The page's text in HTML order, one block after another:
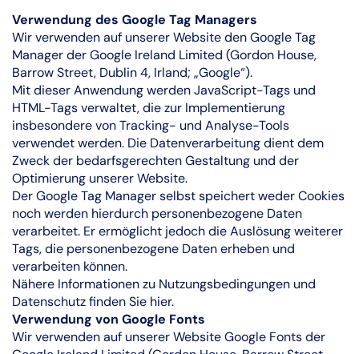
Verwendung des Google Tag Managers
Wir verwenden auf unserer Website den Google Tag
Manager der Google Ireland Limited (Gordon House,
Barrow Street, Dublin 4, Irland; „Google“).
Mit dieser Anwendung werden JavaScript-Tags und
HTML-Tags verwaltet, die zur Implementierung
insbesondere von Tracking- und Analyse-Tools
verwendet werden. Die Datenverarbeitung dient dem
Zweck der bedarfsgerechten Gestaltung und der
Optimierung unserer Website.
Der Google Tag Manager selbst speichert weder Cookies
noch werden hierdurch personenbezogene Daten
verarbeitet. Er ermöglicht jedoch die Auslösung weiterer
Tags, die personenbezogene Daten erheben und
verarbeiten können.
Nähere Informationen zu Nutzungsbedingungen und
Datenschutz finden Sie hier.
Verwendung von Google Fonts
Wir verwenden auf unserer Website Google Fonts der